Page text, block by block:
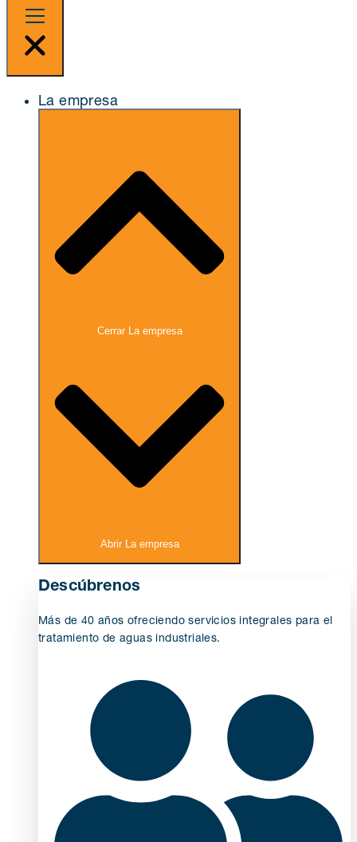
La empresa
Cerrar La empresa
Abrir La empresa
Descúbrenos
Más de 40 años ofreciendo servicios integrales para el
tratamiento de aguas industriales.